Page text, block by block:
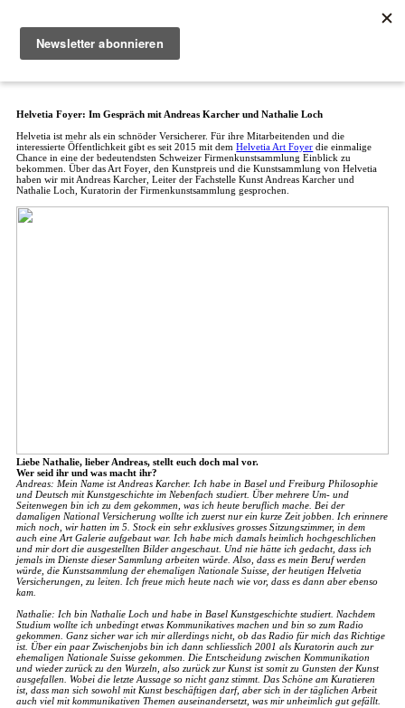
Interviews Projekte Über uns Spenden
Helvetia Foyer: Im Gespräch mit Andreas Karcher und Nathalie Loch
Helvetia ist mehr als ein schnöder Versicherer. Für ihre Mitarbeitenden und die
interessierte Öffentlichkeit gibt es seit 2015 mit demHelvetia Art Foyer die einmalige
Chance in eine der bedeutendsten Schweizer Firmenkunstsammlung Einblick zu
bekommen. Über das Art Foyer, den Kunstpreis und die Kunstsammlung von Helvetia
haben wir mit Andreas Karcher, Leiter der Fachstelle Kunst Andreas Karcher und
Nathalie Loch, Kuratorin der Firmenkunstsammlung gesprochen.
Liebe Nathalie, lieber Andreas, stellt euch doch mal vor.
Wer seid ihr und was macht ihr?
Andreas: Mein Name ist Andreas Karcher. Ich habe in Basel und Freiburg Philosophie
und Deutsch mit Kunstgeschichte im Nebenfach studiert. Über mehrere Um- und
Seitenwegen bin ich zu dem gekommen, was ich heute beruflich mache. Bei der
damaligen National Versicherung wollte ich zuerst nur ein kurze Zeit jobben. Ich erinnere
mich noch, wir hatten im 5. Stock ein sehr exklusives grosses Sitzungszimmer, in dem
auch eine Art Galerie aufgebaut war. Ich habe mich damals heimlich hochgeschlichen
und mir dort die ausgestellten Bilder angeschaut. Und nie hätte ich gedacht, dass ich
jemals im Dienste dieser Sammlung arbeiten würde. Also, dass es mein Beruf werden
würde, die Kunstsammlung der ehemaligen Nationale Suisse, der heutigen Helvetia
Versicherungen, zu leiten. Ich freue mich heute nach wie vor, dass es dann aber ebenso
kam.
Nathalie: Ich bin Nathalie Loch und habe in Basel Kunstgeschichte studiert. Nachdem
Studium wollte ich unbedingt etwas Kommunikatives machen und bin so zum Radio
gekommen. Ganz sicher war ich mir allerdings nicht, ob das Radio für mich das Richtige
ist. Über ein paar Zwischenjobs bin ich dann schliesslich 2001 als Kuratorin auch zur
ehemaligen Nationale Suisse gekommen. Die Entscheidung zwischen Kommunikation
und wieder zurück zu den Wurzeln, also zurück zur Kunst ist somit zu Gunsten der Kunst
ausgefallen. Wobei die letzte Aussage so nicht ganz stimmt. Das Schöne am Kuratieren
ist, dass man sich sowohl mit Kunst beschäftigen darf, aber sich in der täglichen Arbeit
auch viel mit kommunikativen Themen auseinandersetzt, was mir unheimlich gut gefällt.